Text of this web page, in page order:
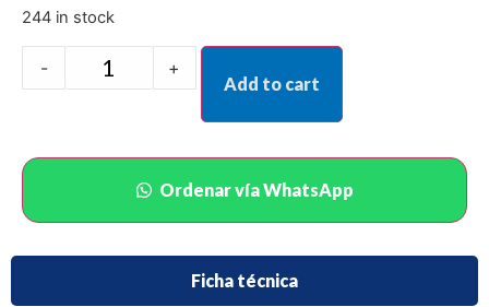
244 in stock
- +
Add to cart
Ordenar vía WhatsApp
Ficha técnica